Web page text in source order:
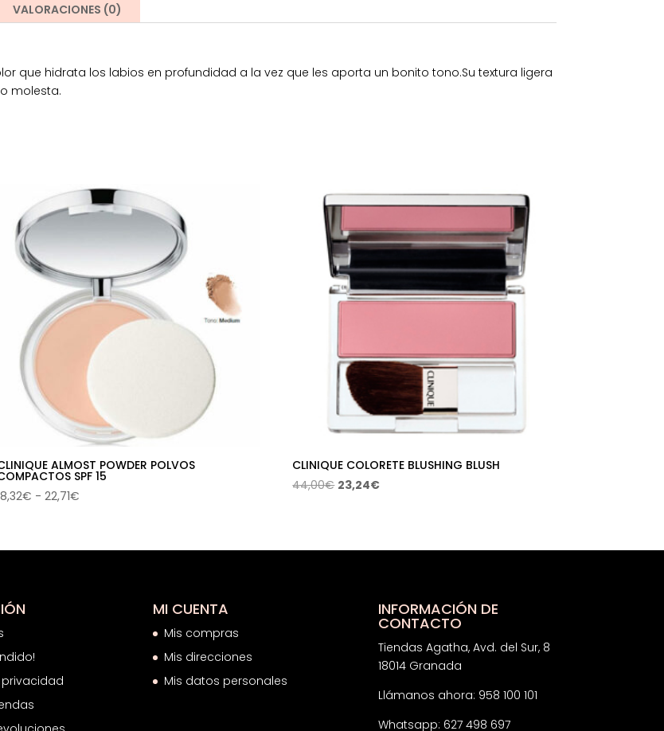
VALORACIONES (0)
que hidrata los labios en profundidad a la vez que les aporta un bonito tono.Su textura ligera
molesta.
ALMOST POWDER POLVOS
SPF 15
€ - 22,71€Rango
desde
CLINIQUE COLORETE BLUSHING BLUSH
44,00€ El
23,24€El
MI CUENTA
Mis compras
Mis direcciones
Mis datos personales
INFORMACIÓN DE
CONTACTO
Tiendas Agatha, Avd. del Sur, 8
18014 Granada
Llámanos ahora: 958 100 101
Whatsapp: 627 498 697